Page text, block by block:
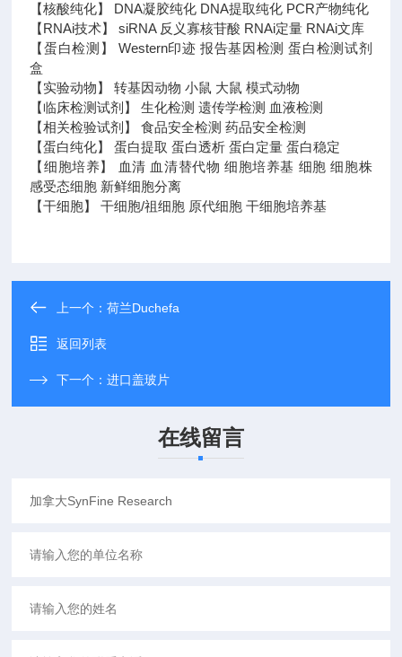
【核酸纯化】 DNA凝胶纯化 DNA提取纯化 PCR产物纯化
【RNAi技术】 siRNA 反义寡核苷酸 RNAi定量 RNAi文库
【蛋白检测】 Western印迹 报告基因检测 蛋白检测试剂
盒
【实验动物】 转基因动物 小鼠 大鼠 模式动物
【临床检测试剂】 生化检测 遗传学检测 血液检测
【相关检验试剂】 食品安全检测 药品安全检测
【蛋白纯化】 蛋白提取 蛋白透析 蛋白定量 蛋白稳定
【细胞培养】 血清 血清替代物 细胞培养基 细胞 细胞株
感受态细胞 新鲜细胞分离
【干细胞】 干细胞/祖细胞 原代细胞 干细胞培养基
上一个：荷兰Duchefa
返回列表
下一个：进口盖玻片
在线留言